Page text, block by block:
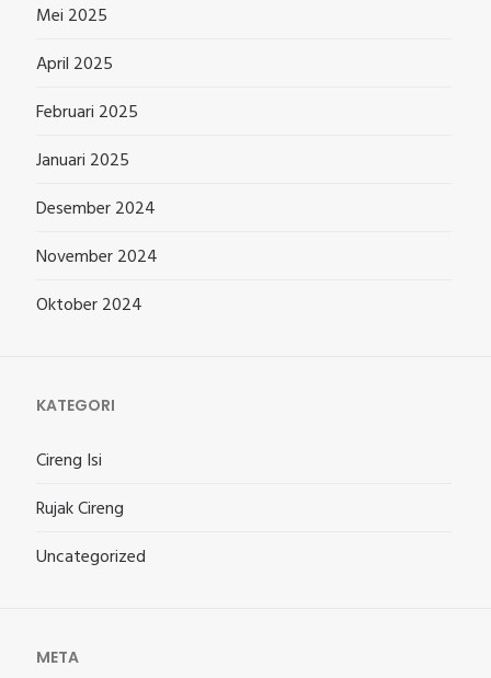
Mei 2025
April 2025
Februari 2025
Januari 2025
Desember 2024
November 2024
Oktober 2024
KATEGORI
Cireng Isi
Rujak Cireng
Uncategorized
META